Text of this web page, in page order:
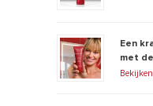
Een
met
Bekijken